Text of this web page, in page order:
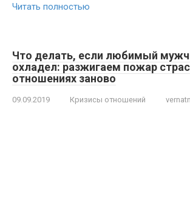
Читать полностью
Что делать, если любимый
охладел: разжигаем пожар
отношениях заново
09.09.2019 Кризисы отношений